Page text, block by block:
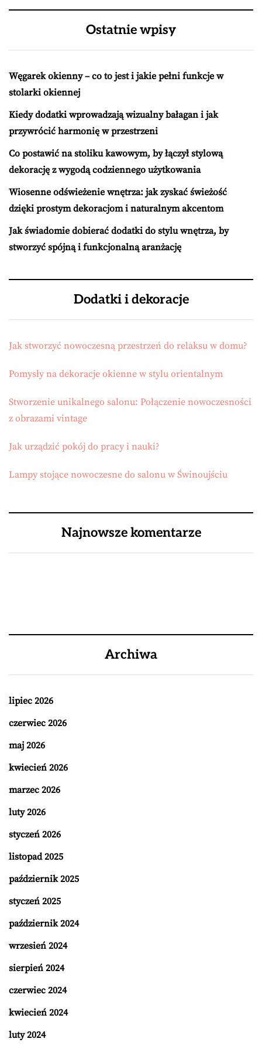
Ostatnie wpisy
Węgarek okienny – co to jest i jakie pełni funkcje w
stolarki okiennej
Kiedy dodatki wprowadzają wizualny bałagan i jak
przywrócić harmonię w przestrzeni
Co postawić na stoliku kawowym, by łączył stylową
dekorację z wygodą codziennego użytkowania
Wiosenne odświeżenie wnętrza: jak zyskać świeżość
dzięki prostym dekoracjom i naturalnym akcentom
Jak świadomie dobierać dodatki do stylu wnętrza, by
stworzyć spójną i funkcjonalną aranżację
Dodatki i dekoracje
Jak stworzyć nowoczesną przestrzeń do relaksu w domu?
Pomysły na dekoracje okienne w stylu orientalnym
Stworzenie unikalnego salonu: Połączenie nowoczesności
z obrazami vintage
Jak urządzić pokój do pracy i nauki?
Lampy stojące nowoczesne do salonu w Świnoujściu
Najnowsze komentarze
Archiwa
lipiec 2026
czerwiec 2026
maj 2026
kwiecień 2026
marzec 2026
luty 2026
styczeń 2026
listopad 2025
październik 2025
styczeń 2025
październik 2024
wrzesień 2024
sierpień 2024
czerwiec 2024
kwiecień 2024
luty 2024